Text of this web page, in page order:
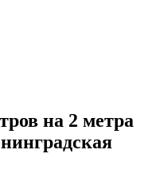
на 2 метра